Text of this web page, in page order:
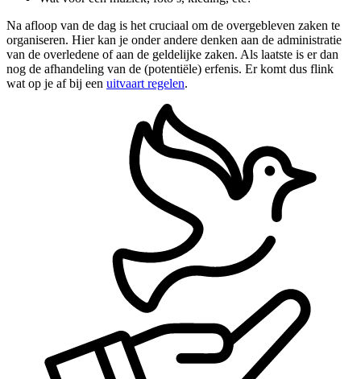
Na afloop van de dag is het cruciaal om de overgebleven zaken te
organiseren. Hier kan je onder andere denken aan de administratie
van de overledene of aan de geldelijke zaken. Als laatste is er dan
nog de afhandeling van de (potentiële) erfenis. Er komt dus flink
wat op je af bij een uitvaart regelen.